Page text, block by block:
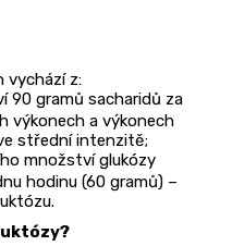
vychází z:
90 gramů sacharidů za
výkonech a výkonech
střední intenzitě;
množství glukózy
hodinu (60 gramů) –